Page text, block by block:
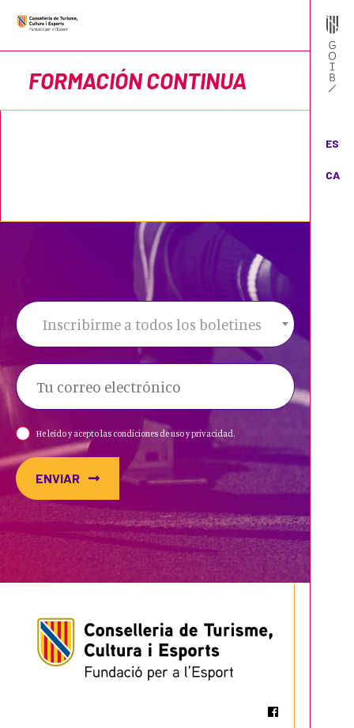
ES
CA
FORMACIÓN CONTINUA
Inscribirme a todos los boletines
He leído y acepto las condiciones de uso y privacidad.
ENVIAR